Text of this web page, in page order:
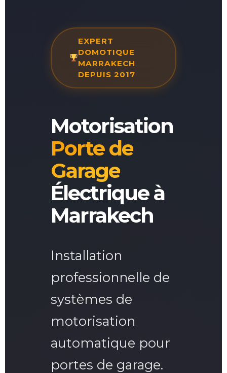
EXPERT
DOMOTIQUE
MARRAKECH
DEPUIS 2017
Motorisation
Porte de
Garage
Électrique à
Marrakech
Installation
professionnelle de
systèmes de
motorisation
automatique pour
portes de garage.